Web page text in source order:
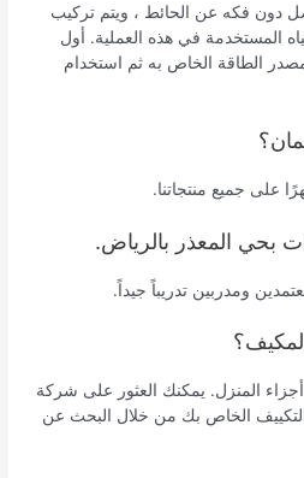
دون فكه عن الحائط ، ويتم تركيب
المستخدمة في هذه العملية. أول
الطاقة الخاص به ثم استخدام
بحي المعذر بالرياض.
ومدربين تدريباً جيداً.
المنزل. يمكنك العثور على شركة
الخاص بك من خلال البحث عن